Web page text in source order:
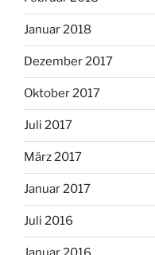
Januar 2018
Dezember 2017
Oktober 2017
Juli 2017
März 2017
Januar 2017
Juli 2016